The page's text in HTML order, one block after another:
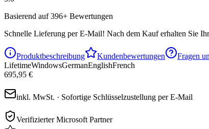
Basierend auf 396+ Bewertungen
Schnelle Lieferung per E-Mail! Nach dem Kauf erhalten Sie
Produktbeschreibung Kundenbewertungen
Fragen
LifetimeWindowsGermanEnglishFrench
695,95 €
inkl. MwSt. · Sofortige Schlüsselzustellung per E-Mail
Verifizierter Microsoft Partner